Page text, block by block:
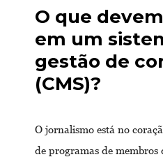
O que
em um
gestão de
(CMS)?
O jornalismo está no
de programas de membros